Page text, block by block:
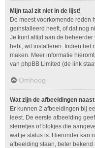
Mijn taal zit niet in de lijst!
De meest voorkomende reden
geïnstalleerd heeft, of dat nog
Je kunt altijd aan de
hebt, wil installeren. Indien het
maken. Meer informatie
van phpBB Limited (de link
Omhoog
Wat zijn de afbeeldingen
Er kunnen 2 afbeeldingen bij
leest. De eerste afbeelding
sterretjes of blokjes die
wat je status is. Hieronder kan
afbeelding staan, beter bekend